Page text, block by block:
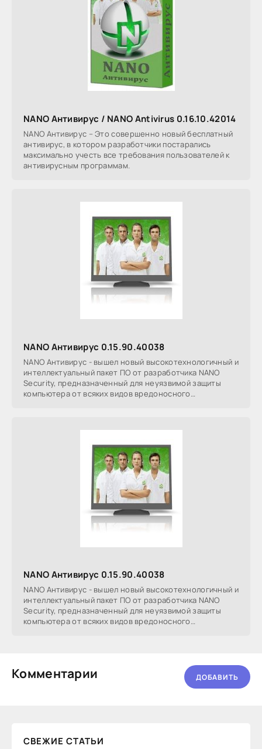
NANO Антивирус / NANO Antivirus 0.16.10.42014
NANO Антивирус – Это совершенно новый бесплатный
антивирус, в котором разработчики постарались
максимально учесть все требования пользователей к
антивирусным программам.
NANO Антивирус 0.15.90.40038
NANO Антивирус - вышел новый высокотехнологичный и
интеллектуальный пакет ПО от разработчика NANO
Security, предназначенный для неуязвимой защиты
компьютера от всяких видов вредоносного
NANO Антивирус 0.15.90.40038
NANO Антивирус - вышел новый высокотехнологичный и
интеллектуальный пакет ПО от разработчика NANO
Security, предназначенный для неуязвимой защиты
компьютера от всяких видов вредоносного
Комментарии ДОБАВИТЬ
СВЕЖИЕ СТАТЬИ